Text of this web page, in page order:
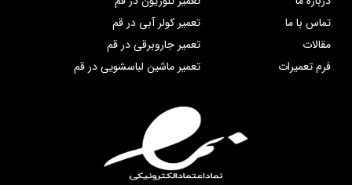
تماس با ما
مقالات
فرم تعمیرات
تعمیر کولر آبی در قم
تعمیر جاروبرقی در قم
تعمیر ماشین لباسشویی در قم